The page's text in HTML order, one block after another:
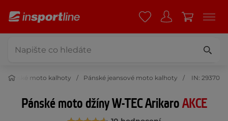
Pánské moto kalhoty Pánské jeansové moto kalhoty IN: 29370
Pánské moto džíny W-TEC ArikaroAKCE